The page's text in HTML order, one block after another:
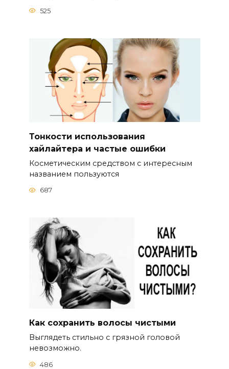
525
Тонкости использования
хайлайтера и частые ошибки
Косметическим средством с интересным
названием пользуются
687
Как сохранить волосы чистыми
Выглядеть стильно с грязной головой
невозможно.
486